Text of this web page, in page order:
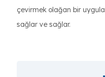
çevirmek olağan bir
sağlar ve sağlar.